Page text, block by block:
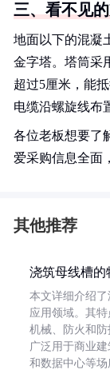
三、看不见
地面以下的混凝
金字塔。塔筒采
超过5厘米，能
电缆沿螺旋线布
各位老板想要了
爱采购信息全面
其他推荐
浇筑母线槽的
本文详细介绍
应用领域。其特
机械、防火和防
广泛用于商业
和数据中心等